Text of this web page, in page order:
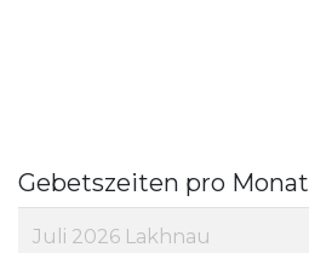
Gebetszeiten pro Monat
Juli 2026 Lakhnau